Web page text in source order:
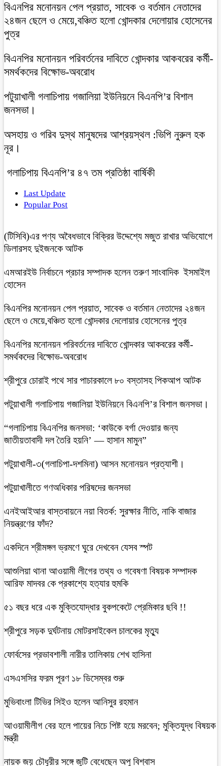
বিএনপির মনোনয়ন পেল প্রয়াত, সাবেক ও বর্তমান নেতাদের
২৪জন ছেলে ও মেয়ে,বঞ্চিত হলো খোন্দকার দেলোয়ার হোসেনের
পুত্র
বিএনপির মনোনয়ন পরিবর্তনের দাবিতে খোন্দকার আকবরের কর্মী-
সমর্থকদের বিক্ষোভ-অবরোধ
‎পটুয়াখালী গলাচিপায় গজালিয়া ইউনিয়নে বিএনপি’র বিশাল
জনসভা।
অসহায় ও গরিব দুস্থ মানুষদের আশ্রয়স্থল :ভিপি নুরুল হক
নূর।
গলাচিপায় বিএনপি’র ৪৭ তম প্রতিষ্ঠা বার্ষিকী
Last Update
Popular Post
(টিসিবি)এর পণ্য অবৈধভাবে বিক্রির উদ্দেশ্যে মজুত রাখার অভিযোগে
ডিলারসহ দুইজনকে আটক
এমআরইউ নির্বাচনে প্রচার সম্পাদক হলেন তরুণ সাংবাদিক ইসমাইল
হোসেন
বিএনপির মনোনয়ন পেল প্রয়াত, সাবেক ও বর্তমান নেতাদের ২৪জন
ছেলে ও মেয়ে,বঞ্চিত হলো খোন্দকার দেলোয়ার হোসেনের পুত্র
বিএনপির মনোনয়ন পরিবর্তনের দাবিতে খোন্দকার আকবরের কর্মী-
সমর্থকদের বিক্ষোভ-অবরোধ
শ্রীপুরে চোরাই পথে সার পাচারকালে ৮০ বস্তাসহ পিকআপ আটক
‎পটুয়াখালী গলাচিপায় গজালিয়া ইউনিয়নে বিএনপি’র বিশাল জনসভা।
“গলাচিপায় বিএনপির জনসভা: ‘কাউকে বর্গা দেওয়ার জন্য
জাতীয়তাবাদী দল তৈরি হয়নি’ — হাসান মামুন”
পটুয়াখালী-৩(গলাচিপা-দশমিনা) আসন মনোনয়ন প্রত্যাশী।
পটুয়াখালীতে গণঅধিকার পরিষদের জনসভা
এনইআইআর বাস্তবায়নে নয়া বিতর্ক: সুরক্ষার নীতি, নাকি বাজার
নিয়ন্ত্রণের ফাঁদ?
একদিনে শ্রীমঙ্গল ভ্রমণে ঘুরে দেখবেন যেসব স্পট
আশুলিয়া থানা আওয়ামী লীগের তথ্য ও গবেষণা বিষয়ক সম্পাদক
আরিফ মাদবর কে প্রকাশ্যে হত্যার হুমকি
৫১ বছর ধরে এক মুক্তিযোদ্ধার বুকপকেটে প্রেমিকার ছবি !!
শ্রীপুরে সড়ক দুর্ঘটনায় মোটরসাইকেল চালকের মৃত্যু
ফোর্বসের প্রভাবশালী নারীর তালিকায় শেখ হাসিনা
এসএসসির ফরম পূরণ ১৮ ডিসেম্বর শুরু
মুভিবাংলা টিভির সিইও হলেন আনিসুর রহমান
আওয়ামীলীগ বের হলে পায়ের নিচে পিষ্ট হয়ে মরবেন; মুক্তিযুদ্ধ বিষয়ক
মন্ত্রী
নায়ক জয় চৌধুরীর সঙ্গে জুটি বেধেছেন অপু বিশ্বাস